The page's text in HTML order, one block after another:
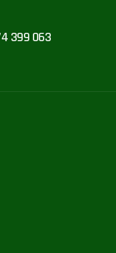
399 063